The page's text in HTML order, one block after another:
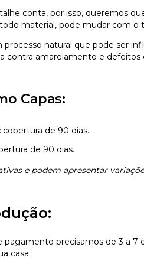
conta, por isso, queremos
material, pode mudar com o
natural que pode ser
contra amarelamento e defeitos
Capas:
cobertura de 90 dias.
de 90 dias.
e podem apresentar
pagamento precisamos de 3 a
casa.